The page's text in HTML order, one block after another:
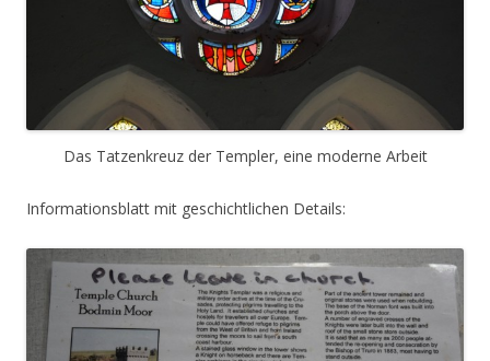
Das Tatzenkreuz der Templer, eine moderne Arbeit
Informationsblatt mit geschichtlichen Details: